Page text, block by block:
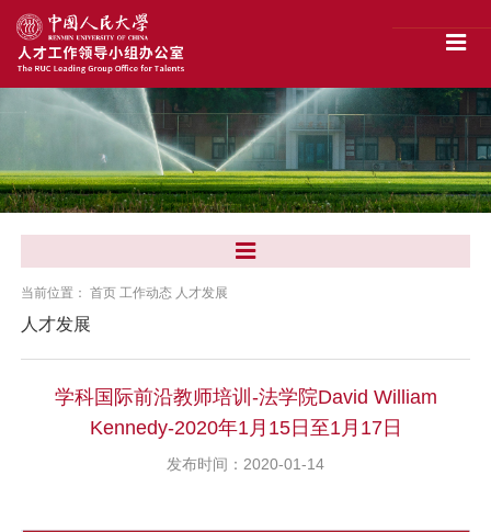
当前位置：首页 工作动态 人才发展
人才发展
学科国际前沿教师培训-法学院David William
Kennedy-2020年1月15日至1月17日
发布时间：2020-01-14